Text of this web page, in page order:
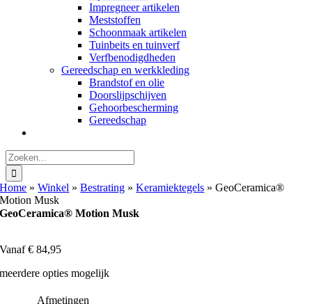
Impregneer artikelen
Meststoffen
Schoonmaak artikelen
Tuinbeits en tuinverf
Verfbenodigdheden
Gereedschap en werkkleding
Brandstof en olie
Doorslijpschijven
Gehoorbescherming
Gereedschap
Zoeken
naar:
Home »Winkel »Bestrating »Keramiektegels »GeoCeramica®
Motion Musk
GeoCeramica® Motion Musk
Vanaf€ 84,95
meerdere opties mogelijk
Afmetingen